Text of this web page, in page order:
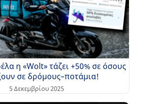
η «Wolt» τάζει +50% σε όσους
σε δρόμους–ποτάμια!
5 Δεκεμβρίου 2025